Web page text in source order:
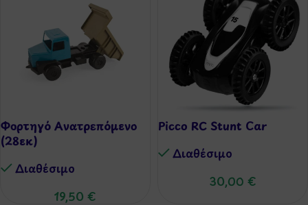
Φορτηγό Ανατρεπόμενο
(28εκ)
Διαθέσιμo
19,50 €
Picco RC Stunt Car
Διαθέσιμo
30,00 €